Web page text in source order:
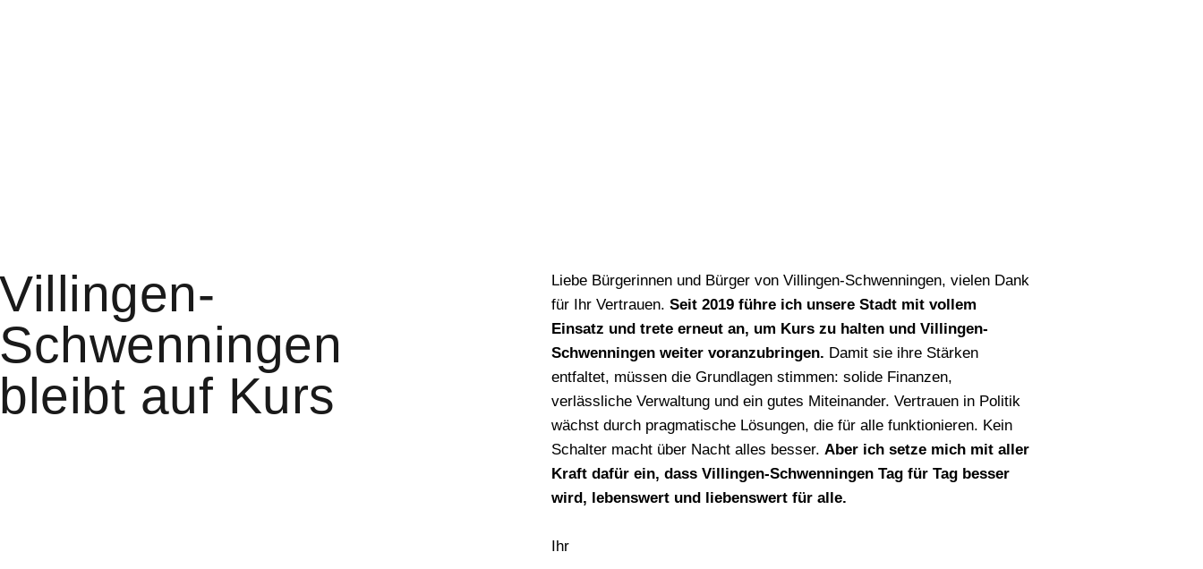
Villingen-
Schwenningen
bleibt auf Kurs
Liebe Bürgerinnen und Bürger von Villingen-Schwenningen, vielen Dank
für Ihr Vertrauen.Seit 2019 führe ich unsere Stadt mit vollem
Einsatz und trete erneut an, um Kurs zu halten und Villingen-
Schwenningen weiter voranzubringen. Damit sie ihre Stärken
entfaltet, müssen die Grundlagen stimmen: solide Finanzen,
verlässliche Verwaltung und ein gutes Miteinander. Vertrauen in Politik
wächst durch pragmatische Lösungen, die für alle funktionieren. Kein
Schalter macht über Nacht alles besser.Aber ich setze mich mit aller
Kraft dafür ein, dass Villingen-Schwenningen Tag für Tag besser
wird, lebenswert und liebenswert für alle.
Ihr